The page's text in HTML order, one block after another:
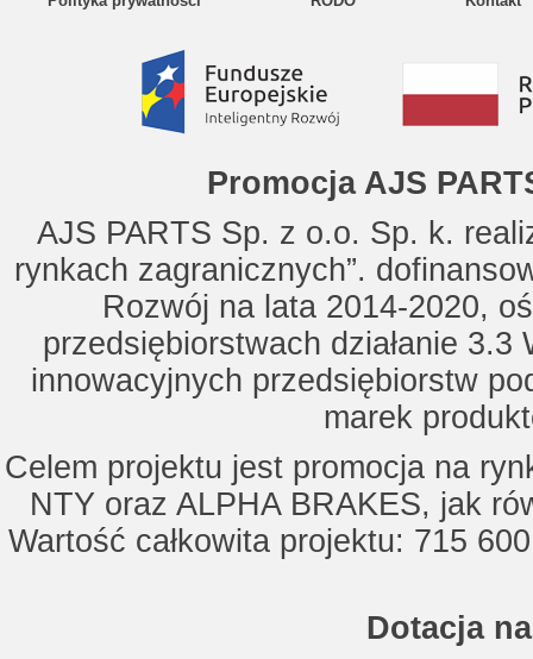
Promocja AJS
AJS PARTS Sp. z o.o. Sp. k.
rynkach zagranicznych”.
Rozwój na lata 2014-2020,
przedsiębiorstwach działanie
innowacyjnych przedsiębiorstw
marek
Celem projektu jest promocja na
NTY oraz ALPHA BRAKES, jak
Wartość całkowita projektu: 715
Dotacja